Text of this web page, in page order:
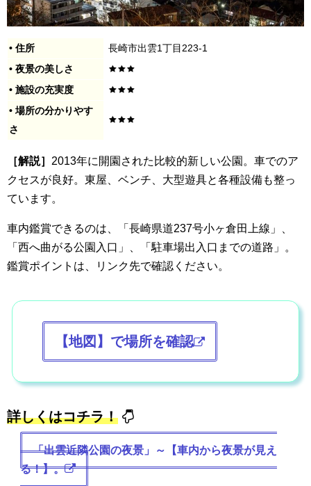
• 住所
長崎市出雲1丁目223-1
• 夜景の美しさ
• 施設の充実度
• 場所の分かりやす
さ
［解説］ 2013年に開園された比較的新しい公園。車でのア
クセスが良好。東屋、ベンチ、大型遊具と各種設備も整っ
ています。
車内鑑賞できるのは、「長崎県道237号小ヶ倉田上線」、
「西へ曲がる公園入口」、「駐車場出入口までの道路」。
鑑賞ポイントは、リンク先で確認ください。
【地図】で場所を確認
詳しくはコチラ！
「出雲近隣公園の夜景」～【車内から夜景が見え
る！】。